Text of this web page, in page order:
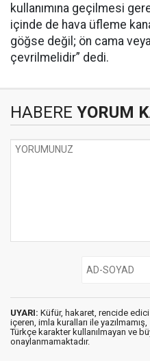
kullanımına geçilmesi
içinde de hava üfleme
göğse değil; ön cama
çevrilmelidir” dedi.
HABERE YORUM
UYARI: Küfür, hakaret, rencide edici
içeren, imla kuralları ile yazılmamış,
Türkçe karakter kullanılmayan ve
onaylanmamaktadır.